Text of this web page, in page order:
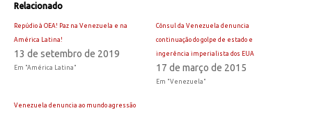
Relacionado
Repúdio à OEA! Paz na Venezuela e na
América Latina!
13 de setembro de 2019
Em "América Latina"
Cônsul da Venezuela denuncia
continuação do golpe de estado e
ingerência imperialista dos EUA
17 de março de 2015
Em "Venezuela"
Venezuela denuncia ao mundo agressão